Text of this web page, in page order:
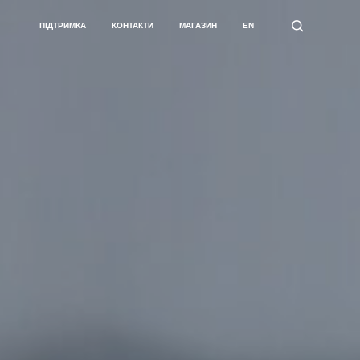
ПІДТРИМКА КОНТАКТИ МАГАЗИН EN